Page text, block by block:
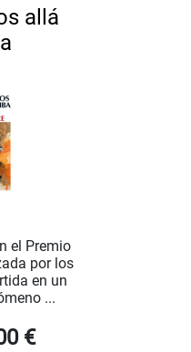
allá
el Premio
por los
en un
...
€